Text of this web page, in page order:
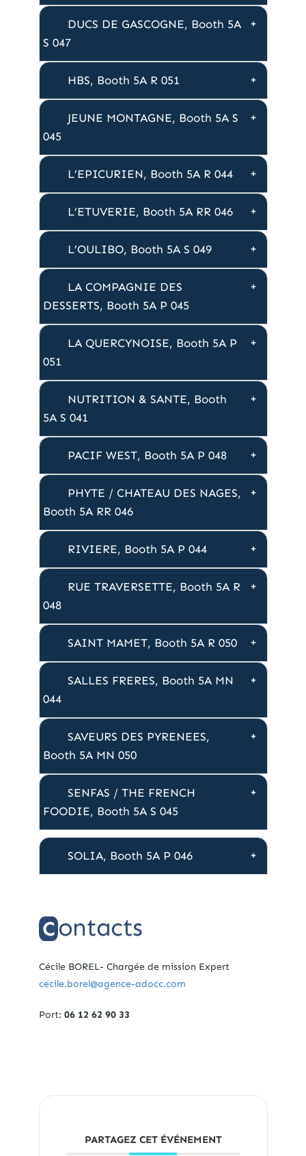
DUCS DE GASCOGNE, Booth 5A
S 047
HBS, Booth 5A R 051
JEUNE MONTAGNE, Booth 5A S
045
L’EPICURIEN, Booth 5A R 044
L’ETUVERIE, Booth 5A RR 046
L’OULIBO, Booth 5A S 049
LA COMPAGNIE DES
DESSERTS, Booth 5A P 045
LA QUERCYNOISE, Booth 5A P
051
NUTRITION & SANTE, Booth
5A S 041
PACIF WEST, Booth 5A P 048
PHYTE / CHATEAU DES NAGES,
Booth 5A RR 046
RIVIERE, Booth 5A P 044
RUE TRAVERSETTE, Booth 5A R
048
SAINT MAMET, Booth 5A R 050
SALLES FRERES, Booth 5A MN
044
SAVEURS DES PYRENEES,
Booth 5A MN 050
SENFAS / THE FRENCH
FOODIE, Booth 5A S 045
SOLIA, Booth 5A P 046
Contacts
Cécile BOREL- Chargée de mission Expert
cecile.borel@agence-adocc.com
Port: 06 12 62 90 33
PARTAGEZ CET ÉVÉNEMENT